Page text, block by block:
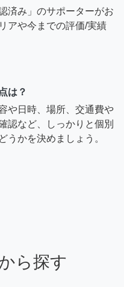
済み」のサポーターがお
アや今までの評価/実績
は？
や日時、場所、交通費や
認など、しっかりと個別
うかを決めましょう。
ら探す